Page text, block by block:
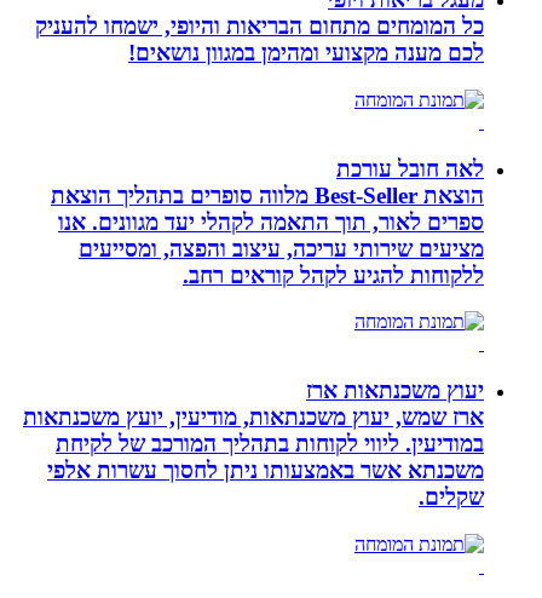
כל המומחים מתחום הבריאות והיופי, ישמחו להעניק
לכם מענה מקצועי ומהימן במגוון נושאים!
לאה חובל עורכת
הוצאת Best-Seller מלווה סופרים בתהליך הוצאת
ספרים לאור, תוך התאמה לקהלי יעד מגוונים. אנו
מציעים שירותי עריכה, עיצוב והפצה, ומסייעים
ללקוחות להגיע לקהל קוראים רחב.
יעוץ משכנתאות ארז
ארז שמש, יעוץ משכנתאות, מודיעין, יועץ משכנתאות
במודיעין. ליווי לקוחות בתהליך המורכב של לקיחת
משכנתא אשר באמצעותו ניתן לחסוך עשרות אלפי
שקלים.